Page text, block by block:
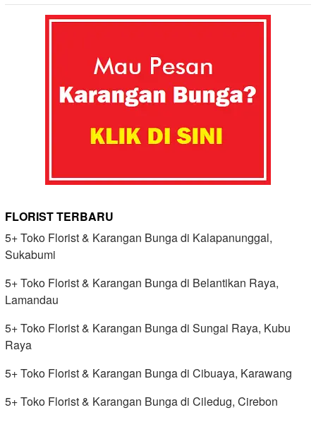
FLORIST TERBARU
5+ Toko Florist & Karangan Bunga di Kalapanunggal,
Sukabumi
5+ Toko Florist & Karangan Bunga di Belantikan Raya,
Lamandau
5+ Toko Florist & Karangan Bunga di Sungai Raya, Kubu
Raya
5+ Toko Florist & Karangan Bunga di Cibuaya, Karawang
5+ Toko Florist & Karangan Bunga di Ciledug, Cirebon